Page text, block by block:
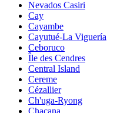
Nevados Casiri
Cay
Cayambe
Cayutué-La Viguería
Ceboruco
Île des Cendres
Central Island
Cereme
Cézallier
Ch'uga-Ryong
Chacana